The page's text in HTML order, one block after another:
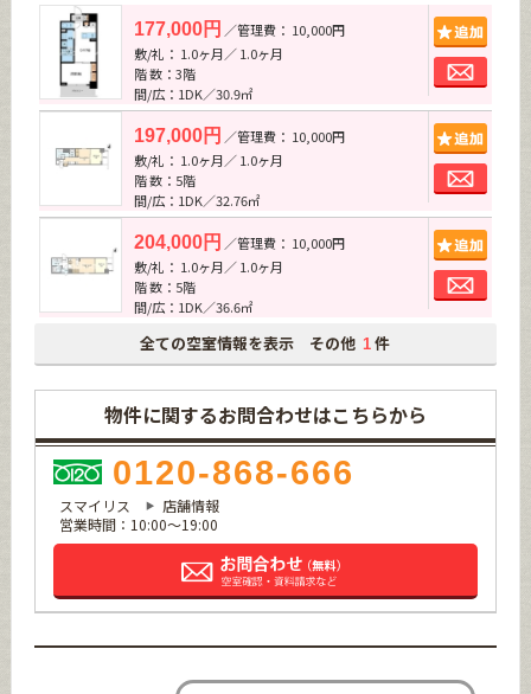
177,000円 ／管理費： 10,000円
敷/礼： 1.0ヶ月／ 1.0ヶ月
階 数：3階
間/広：1DK／30.9㎡
197,000円 ／管理費： 10,000円
敷/礼： 1.0ヶ月／ 1.0ヶ月
階 数：5階
間/広：1DK／32.76㎡
204,000円 ／管理費： 10,000円
敷/礼： 1.0ヶ月／ 1.0ヶ月
階 数：5階
間/広：1DK／36.6㎡
全ての空室情報を表示 その他 1 件
物件に関するお問合わせはこちらから
0120-868-666
スマイリス
店舗情報
営業時間：10:00～19:00